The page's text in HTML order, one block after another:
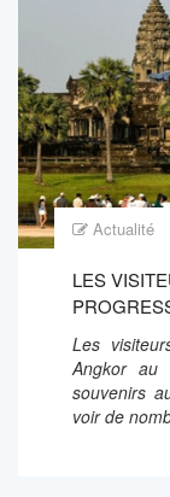
Actualité
LES
Les
Angkor au
souvenirs
voir de